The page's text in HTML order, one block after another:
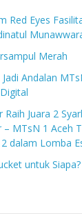
Red Eyes
Merah
Jadi Andalan
Juara 2
– MTsN 1 Aceh
dalam Lomba
untuk Siapa?